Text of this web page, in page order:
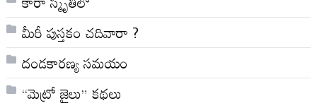
మీరీ పుస్తకం చదివారా ?
దండకారణ్య సమయం
“మెట్రో జైలు” కథలు